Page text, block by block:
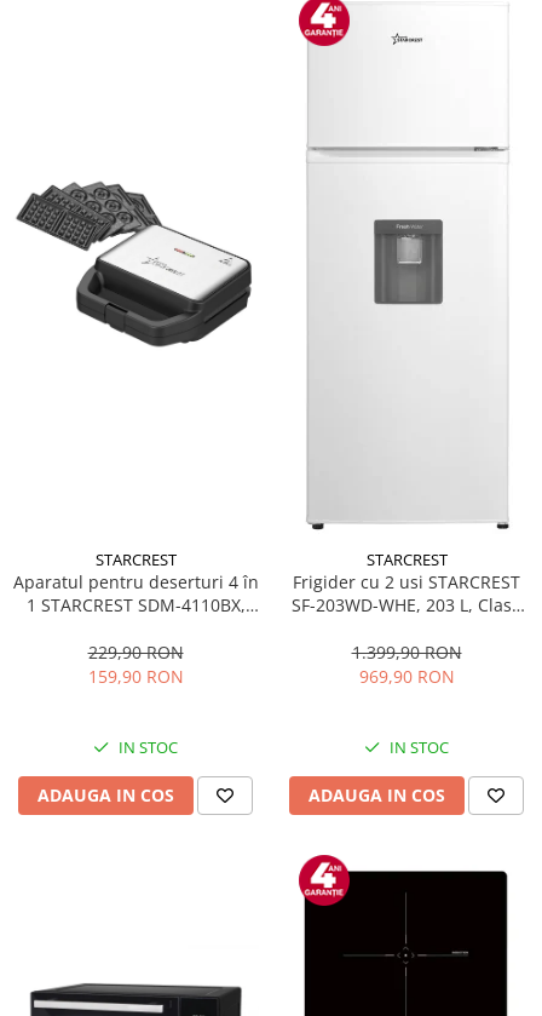
STARCREST
Aparatul pentru deserturi 4 în
1 STARCREST SDM-4110BX,
invelis ceramic pentru vafe,
nuci, gogosi si smile
229,90 RON
159,90 RON
IN STOC
ADAUGA IN COS
STARCREST
Frigider cu 2 usi STARCREST
SF-203WD-WHE, 203 L, Clasa
Termostat Ajustabil, Usi
reversibile, H 145 cm, Alb
1.399,90 RON
969,90 RON
IN STOC
ADAUGA IN COS